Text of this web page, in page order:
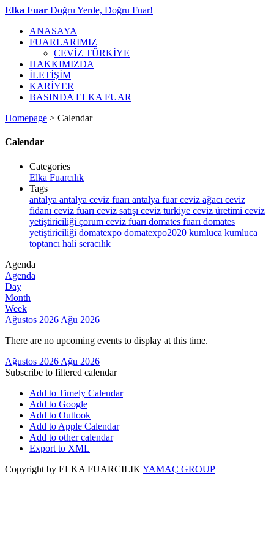
Elka Fuar Doğru Yerde, Doğru Fuar!
ANASAYA
FUARLARIMIZ
CEVİZ TÜRKİYE
HAKKIMIZDA
İLETİŞİM
KARİYER
BASINDA ELKA FUAR
Homepage > Calendar
Calendar
Categories
Elka Fuarcılık
Tags
antalya antalya ceviz fuarı antalya fuarceviz ağacı ceviz
fidanı ceviz fuarı ceviz satışı ceviz turkiye ceviz üretimi ceviz
yetiştiriciliği çorum ceviz fuarı domates fuarı domates
yetiştiriciliği domatexpo domatexpo2020 kumluca kumluca
toptancı hali seracılık
Agenda
Agenda
Day
Month
Week
Ağustos 2026 Ağu 2026
There are no upcoming events to display at this time.
Ağustos 2026 Ağu 2026
Subscribe to filtered calendar
Add to Timely Calendar
Add to Google
Add to Outlook
Add to Apple Calendar
Add to other calendar
Export to XML
Copyright by ELKA FUARCILIK YAMAÇ GROUP